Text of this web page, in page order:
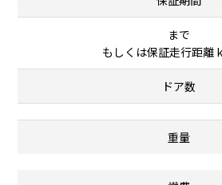
まで
もしくは保証走行距離
ドア数
重量